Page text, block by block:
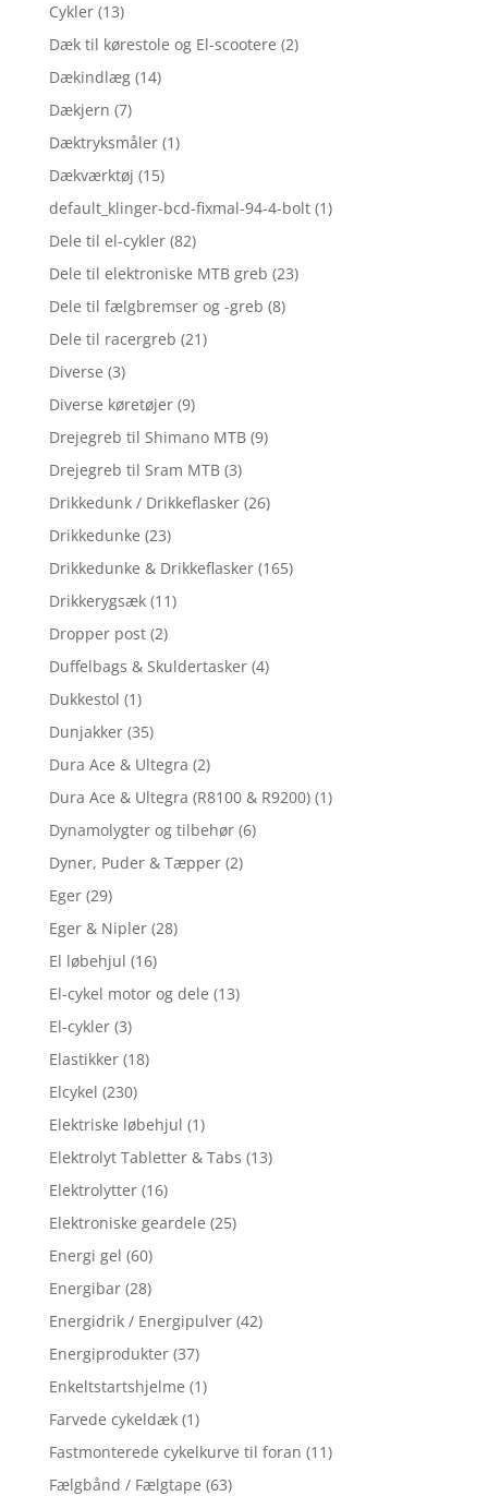
Cykler (13)
Dæk til kørestole og El-scootere (2)
Dækindlæg (14)
Dækjern (7)
Dæktryksmåler (1)
Dækværktøj (15)
default_klinger-bcd-fixmal-94-4-bolt (1)
Dele til el-cykler (82)
Dele til elektroniske MTB greb (23)
Dele til fælgbremser og -greb (8)
Dele til racergreb (21)
Diverse (3)
Diverse køretøjer (9)
Drejegreb til Shimano MTB (9)
Drejegreb til Sram MTB (3)
Drikkedunk / Drikkeflasker (26)
Drikkedunke (23)
Drikkedunke & Drikkeflasker (165)
Drikkerygsæk (11)
Dropper post (2)
Duffelbags & Skuldertasker (4)
Dukkestol (1)
Dunjakker (35)
Dura Ace & Ultegra (2)
Dura Ace & Ultegra (R8100 & R9200) (1)
Dynamolygter og tilbehør (6)
Dyner, Puder & Tæpper (2)
Eger (29)
Eger & Nipler (28)
El løbehjul (16)
El-cykel motor og dele (13)
El-cykler (3)
Elastikker (18)
Elcykel (230)
Elektriske løbehjul (1)
Elektrolyt Tabletter & Tabs (13)
Elektrolytter (16)
Elektroniske geardele (25)
Energi gel (60)
Energibar (28)
Energidrik / Energipulver (42)
Energiprodukter (37)
Enkeltstartshjelme (1)
Farvede cykeldæk (1)
Fastmonterede cykelkurve til foran (11)
Fælgbånd / Fælgtape (63)